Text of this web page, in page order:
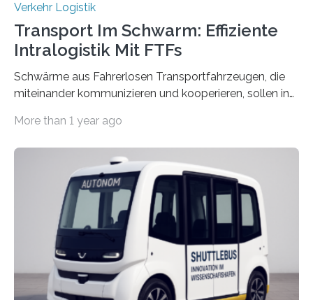
Verkehr Logistik
Transport Im Schwarm: Effiziente
Intralogistik Mit FTFs
Schwärme aus Fahrerlosen Transportfahrzeugen, die
miteinander kommunizieren und kooperieren, sollen in
An dieser innovativen Idee arbeiten Forschende aus
das Fraunhofer Institut für Integrierte Schaltungen IIS
die kommunikationstechnische Umsetzung erforscht,
untersucht das IPH – Institut für Integrierte Produktion
Hannover gGmbH anhand von
Materialflusssimulationen, ob die dezentrale Steuerung
effizienter ist als die zentrale Steuerung. Dafür sucht
das IPH noch Unternehmen, die Interesse daran haben,
am realen Beispiel ihrer Fabrik…
More than 1 year ago